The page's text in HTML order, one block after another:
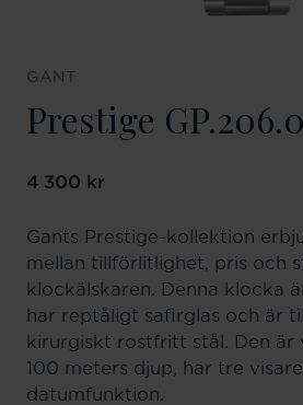
GANT
Prestige
Pris:4 300 kr
4 300 kr
Gants Prestige-kollektion
mellan tillförlitlighet, pris och
klockälskaren. Denna klocka
har reptåligt safirglas och är
kirurgiskt rostfritt stål. Den
100 meters djup, har tre
datumfunktion.